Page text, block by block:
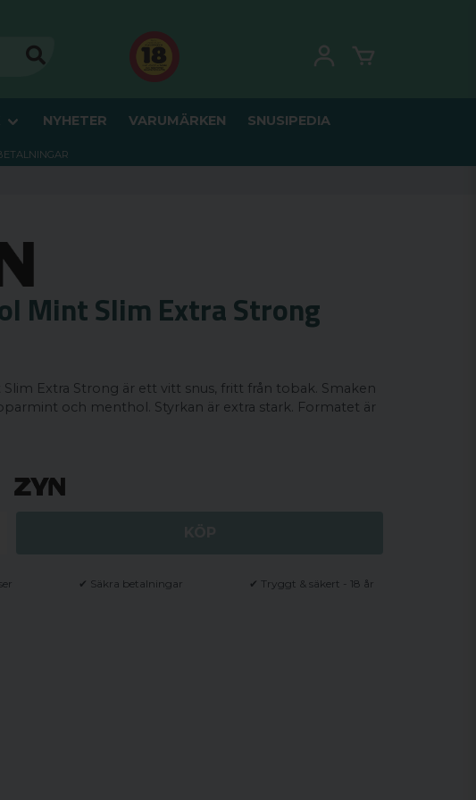
NYHETER VARUMÄRKEN SNUSIPEDIA
Mint Slim Extra Strong
Slim Extra Strong är ett vitt snus, fritt från tobak. Smaken
och menthol. Styrkan är extra stark. Formatet är
✔ Säkra betalningar ✔ Tryggt & säkert - 18 år